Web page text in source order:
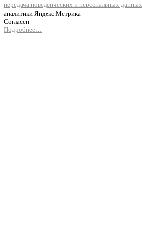
передача поведенческих и персональных данных
аналитики Яндекс.Метрика
Согласен
Подробнее…